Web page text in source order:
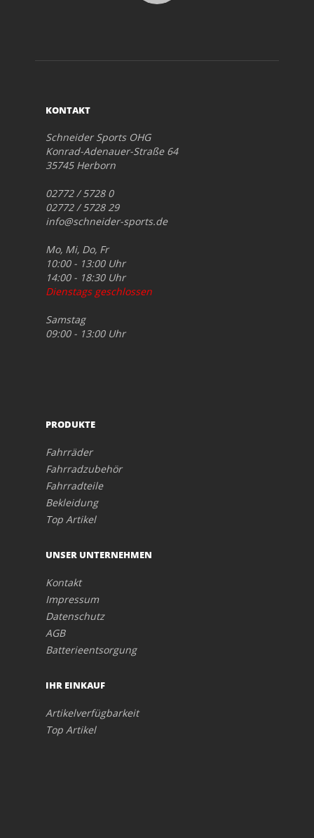
KONTAKT
Schneider Sports OHG
Konrad-Adenauer-Straße 64
35745 Herborn
02772 / 5728 0
02772 / 5728 29
info@schneider-sports.de
Mo, Mi, Do, Fr
10:00 - 13:00 Uhr
14:00 - 18:30 Uhr
Dienstags geschlossen
Samstag
09:00 - 13:00 Uhr
PRODUKTE
Fahrräder
Fahrradzubehör
Fahrradteile
Bekleidung
Top Artikel
UNSER UNTERNEHMEN
Kontakt
Impressum
Datenschutz
AGB
Batterieentsorgung
IHR EINKAUF
Artikelverfügbarkeit
Top Artikel